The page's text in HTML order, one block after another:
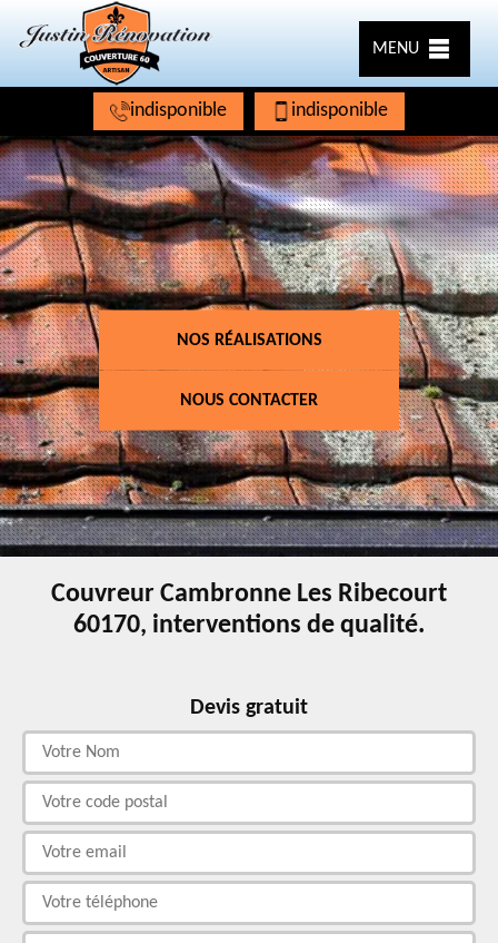
MENU
indisponible indisponible
NOS RÉALISATIONS
NOUS CONTACTER
Couvreur Cambronne Les Ribecourt
60170, interventions de qualité.
Devis gratuit